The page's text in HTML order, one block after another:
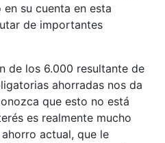
su cuenta en esta
de importantes
de los 6.000 resultante de
ahorradas nos da
que esto no está
es realmente mucho
actual, que le